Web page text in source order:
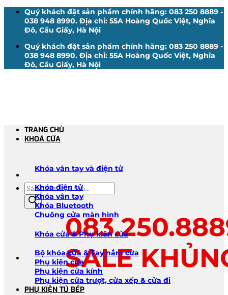
Quý khách đặt sản phẩm chính hãng: 083 250 8889 -
038 948 8990. Địa chỉ: 55A Hoàng Quốc Việt, Nghĩa
Đô, Cầu Giấy, Hà Nội
Quý khách đặt sản phẩm chính hãng: 083 250 8889 -
038 948 8990. Địa chỉ: 55A Hoàng Quốc Việt, Nghĩa
Đô, Cầu Giấy, Hà Nội
Tìm
kiếm
sản
phẩm
SALE
TRANG CHỦ
KHOÁ CỬA
Khóa vân tay và điện tử
Khóa điện tử
Khóa vân tay
Khóa Bluetooth
Chuông cửa màn hình
Khóa cửa & Phụ kiện cửa
Bộ khóa cửa & Tay nắm cửa
Phụ kiện cửa
Phụ kiện cửa kính
Phụ kiện cửa trượt, cửa xếp & cửa đi
PHỤ KIỆN TỦ BẾP